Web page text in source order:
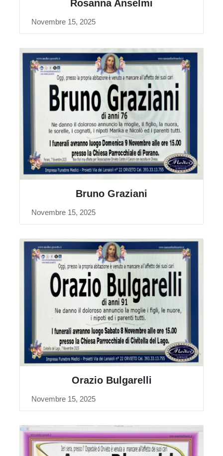
Rosanna Anselmi
Novembre 15, 2025
Bruno Graziani
Novembre 15, 2025
Orazio Bulgarelli
Novembre 15, 2025